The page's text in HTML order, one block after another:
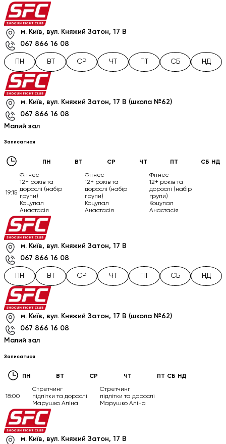
м. Київ, вул. Княжий Затон, 17 В
067 866 16 08
ПН ВТ СР ЧТ ПТ СБ НД
м. Київ, вул. Княжий Затон, 17 В (школа №62)
067 866 16 08
Малий зал
Записатися
ПН ВТ СР ЧТ ПТ СБ НД
19:15
Фітнес
12+ років та
дорослі (набір
групи)
Коцупал
Анастасія
Фітнес
12+ років та
дорослі (набір
групи)
Коцупал
Анастасія
Фітнес
12+ років та
дорослі (набір
групи)
Коцупал
Анастасія
м. Київ, вул. Княжий Затон, 17 В
067 866 16 08
ПН ВТ СР ЧТ СБ НД
м. Київ, вул. Княжий Затон, 17 В (школа №62)
067 866 16 08
Малий зал
Записатися
ПН ВТ СР ЧТ ПТ СБ НД
18:00
Стретчинг
підлітки та дорослі
Марушко Аліна
Стретчинг
підлітки та дорослі
Марушко Аліна
м. Київ, вул. Княжий Затон, 17 В